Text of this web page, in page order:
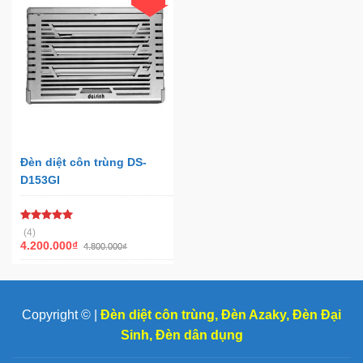
Đèn diệt côn trùng DS-
D153GI
Được xếp
hạng5.00
5 sao
(4)
4.200.000₫ 4.800.000₫
Copyright © | Đèn diệt côn trùng, Đèn Azaky, Đèn Đại
Sinh, Đèn dân dụng